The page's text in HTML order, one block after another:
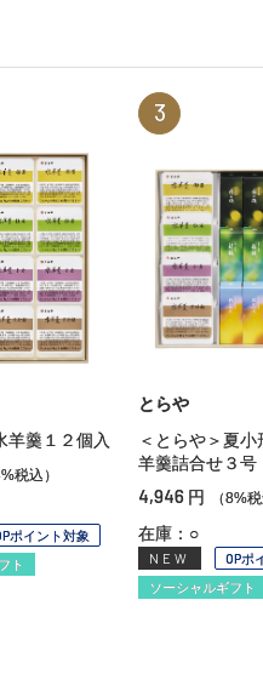
羊羹１２個入
税込）
ポイント対象
ト
3
とらや
＜とらや＞夏小
羊羹詰合せ３号
4,946 円 （8%税
在庫：○
NEW
OPポ
ソーシャルギフト